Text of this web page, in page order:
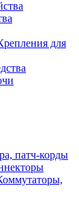
для
патч-корды